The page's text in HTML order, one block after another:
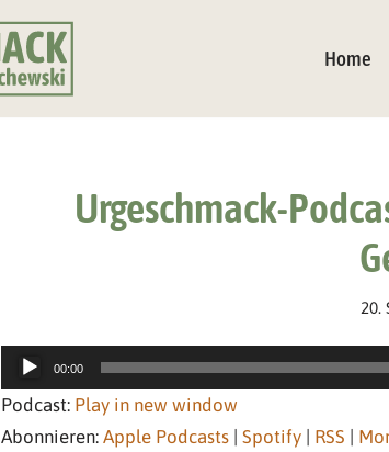
Home
Urgeschmack-
20.
u
00:00
Podcast: Play in new window
Abonnieren: Apple Podcasts| Spotify| RSS |